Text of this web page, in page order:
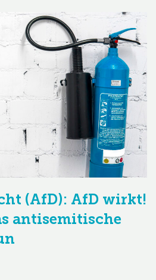
(AfD): AfD wirkt!
antisemitische